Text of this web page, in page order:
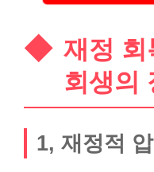
재정 회
회생의
1, 재정적